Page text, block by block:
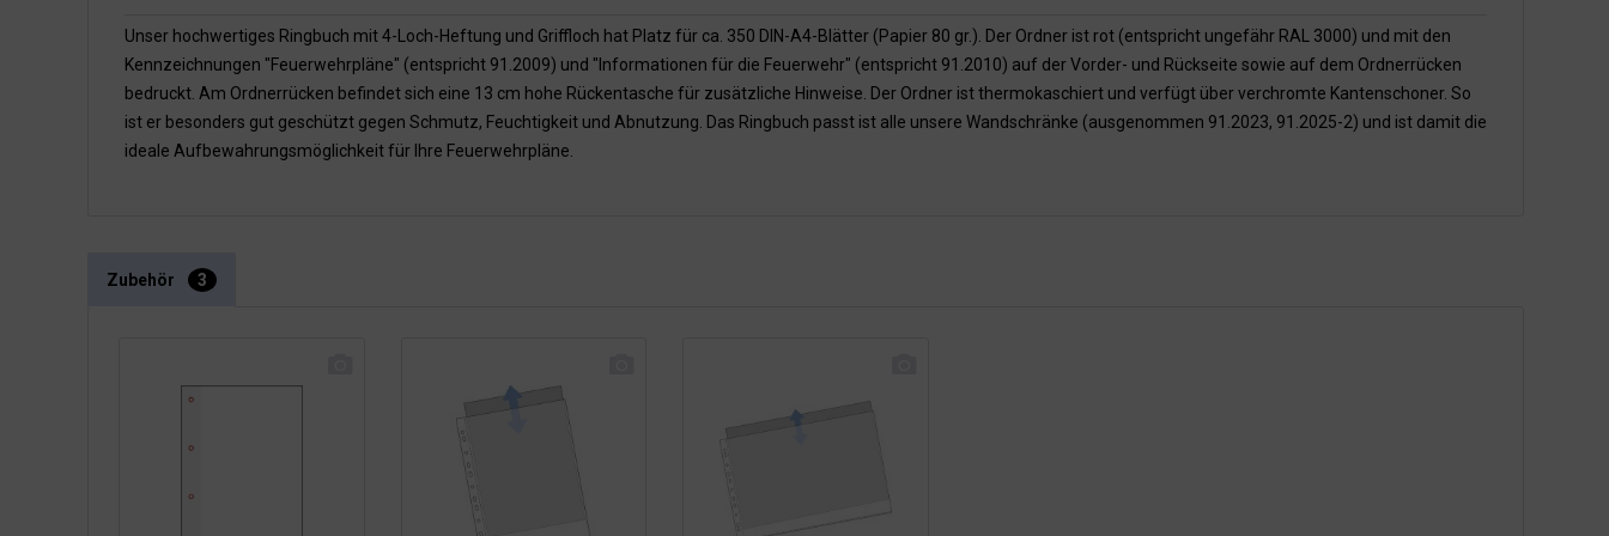
Unser hochwertiges Ringbuch mit 4-Loch-Heftung und Griffloch hat Platz für ca. 350 DIN-A4-Blätter (Papier 80 gr.). Der Ordner ist rot (entspricht ungefähr RAL 3000) und mit den
Kennzeichnungen "Feuerwehrpläne" (entspricht 91.2009) und "Informationen für die Feuerwehr" (entspricht 91.2010) auf der Vorder- und Rückseite sowie auf dem Ordnerrücken
bedruckt. Am Ordnerrücken befindet sich eine 13 cm hohe Rückentasche für zusätzliche Hinweise. Der Ordner ist thermokaschiert und verfügt über verchromte Kantenschoner. So
ist er besonders gut geschützt gegen Schmutz, Feuchtigkeit und Abnutzung. Das Ringbuch passt ist alle unsere Wandschränke (ausgenommen 91.2023, 91.2025-2) und ist damit die
ideale Aufbewahrungsmöglichkeit für Ihre Feuerwehrpläne.
Zubehör 3